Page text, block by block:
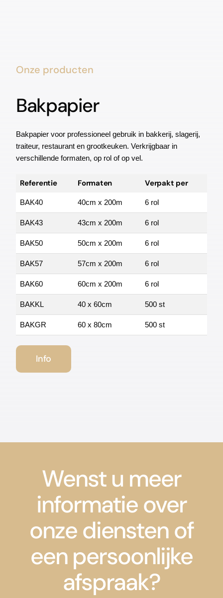
Onze producten
Bakpapier
Bakpapier voor professioneel gebruik in bakkerij, slagerij,
traiteur, restaurant en grootkeuken. Verkrijgbaar in
verschillende formaten, op rol of op vel.
Referentie Formaten Verpakt per
BAK40 40cm x 200m 6 rol
BAK43 43cm x 200m 6 rol
BAK50 50cm x 200m 6 rol
BAK57 57cm x 200m 6 rol
BAK60 60cm x 200m 6 rol
BAKKL 40 x 60cm 500 st
BAKGR 60 x 80cm 500 st
Info
Wenst u meer
informatie over
onze diensten of
een persoonlijke
afspraak?